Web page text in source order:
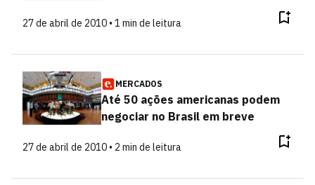
27 de abril de 2010 • 1 min de leitura
MERCADOS
Até 50 ações americanas podem
negociar no Brasil em breve
27 de abril de 2010 • 2 min de leitura